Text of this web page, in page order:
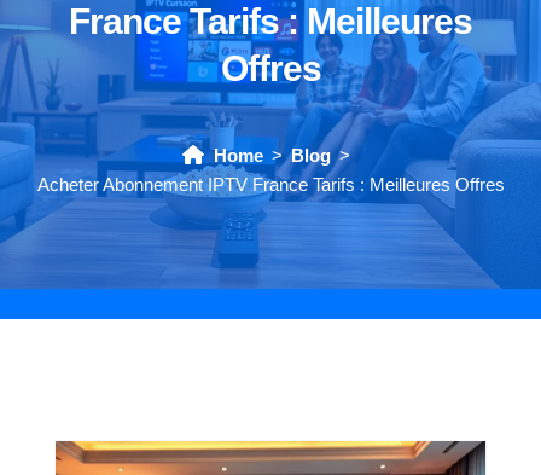
France Tarifs : Meilleures
Offres
Home
Blog
Acheter Abonnement IPTV France Tarifs : Meilleures Offres